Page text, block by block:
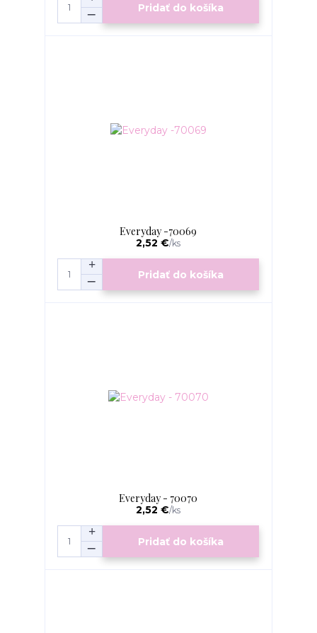
Pridať do košíka
Everyday -70069
2,52 €/ks
Pridať do košíka
Everyday - 70070
2,52 €/ks
Pridať do košíka